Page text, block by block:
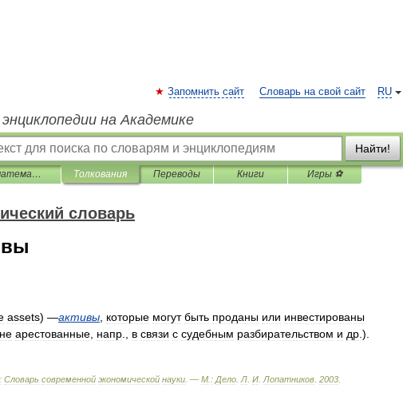
RU
Запомнить сайт Словарь на свой сайт
на Академике
Найти!
Экономико-математический словарь Толкования Переводы Книги Игры ⚽
словарь
assets) —активы которые могут быть проданы или инвестированы
не арестованные напр в связи с судебным разбирательством и др .).
Словарь современной экономической науки . — М : Дело Л И Лопатников 2003